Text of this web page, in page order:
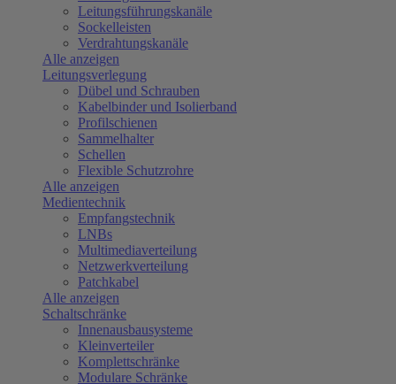
Leitungsführungskanäle
Sockelleisten
Verdrahtungskanäle
Alle anzeigen
Leitungsverlegung
Dübel und Schrauben
Kabelbinder und Isolierband
Profilschienen
Sammelhalter
Schellen
Flexible Schutzrohre
Alle anzeigen
Medientechnik
Empfangstechnik
LNBs
Multimediaverteilung
Netzwerkverteilung
Patchkabel
Alle anzeigen
Schaltschränke
Innenausbausysteme
Kleinverteiler
Komplettschränke
Modulare Schränke